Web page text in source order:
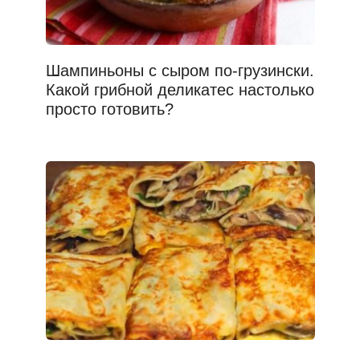
Шампиньоны с сыром по-грузински.
Какой грибной деликатес настолько
просто готовить?